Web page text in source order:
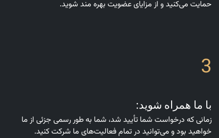
حمایت می‌کنید و از مزایای عضویت بهره مند شوید.
3
با ما همراه شوید:
زمانی که درخواست شما تأیید شد، شما به طور رسمی جزئی از ما
خواهید بود و می‌توانید در تمام فعالیت‌های ما شرکت کنید.